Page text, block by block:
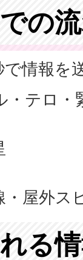
の
情報を
・テロ・
・屋外ス
る